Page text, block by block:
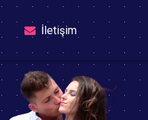
İletişim